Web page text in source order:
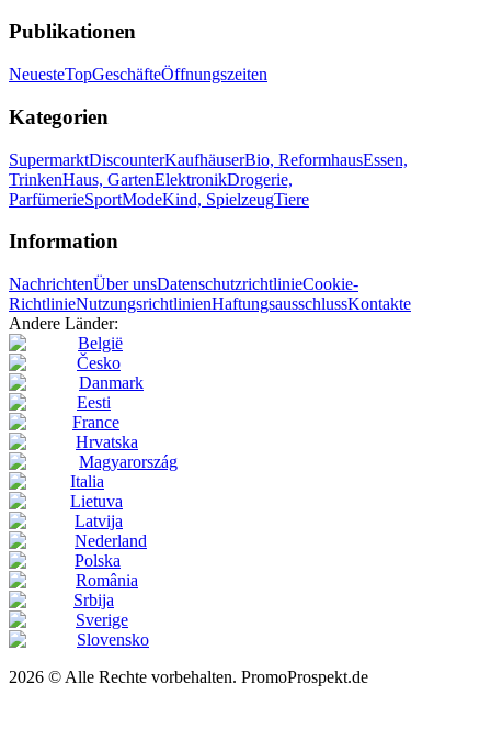
Publikationen
NeuesteTopGeschäfteÖffnungszeiten
Kategorien
SupermarktDiscounterKaufhäuserBio, ReformhausEssen,
TrinkenHaus, GartenElektronikDrogerie,
ParfümerieSportModeKind, SpielzeugTiere
Information
NachrichtenÜber unsDatenschutzrichtlinieCookie-
RichtlinieNutzungsrichtlinienHaftungsausschlussKontakte
Andere Länder:
België
Česko
Danmark
Eesti
France
Hrvatska
Magyarország
Italia
Lietuva
Latvija
Nederland
Polska
România
Srbija
Sverige
Slovensko
2026 © Alle Rechte vorbehalten. PromoProspekt.de